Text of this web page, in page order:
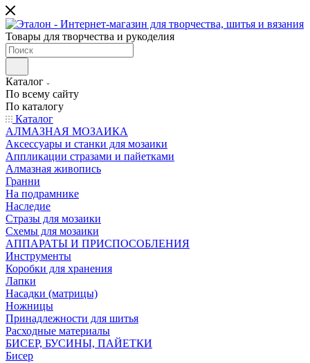
Товары для творчества и рукоделия
Каталог
По всему сайту
По каталогу
Каталог
АЛМАЗНАЯ МОЗАИКА
Аксессуары и станки для мозаики
Аппликации стразами и пайетками
Алмазная живопись
Гранни
На подрамнике
Наследие
Стразы для мозаики
Схемы для мозаики
АППАРАТЫ И ПРИСПОСОБЛЕНИЯ
Инструменты
Коробки для хранения
Лапки
Насадки (матрицы)
Ножницы
Принадлежности для шитья
Расходные материалы
БИСЕР, БУСИНЫ, ПАЙЕТКИ
Бисер